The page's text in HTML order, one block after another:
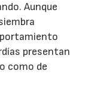
Aunque
presentan
como de